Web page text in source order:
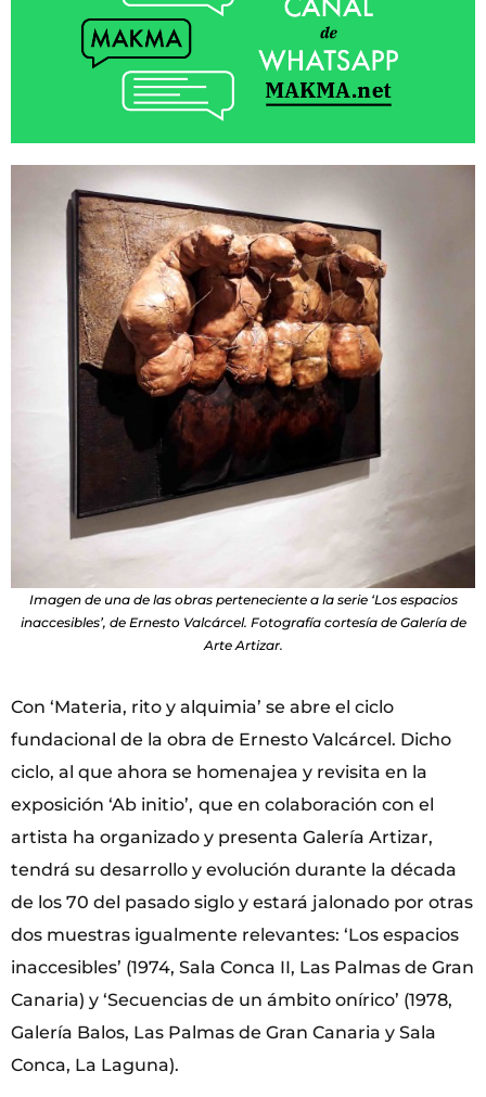
Imagen de una de las obras perteneciente a la serie ‘Los espacios
inaccesibles’, de Ernesto Valcárcel. Fotografía cortesía de Galería de
Arte Artizar.
Con ‘Materia, rito y alquimia’ se abre el ciclo
fundacional de la obra de Ernesto Valcárcel. Dicho
ciclo, al que ahora se homenajea y revisita en la
exposición ‘Ab initio’, que en colaboración con el
artista ha organizado y presenta Galería Artizar,
tendrá su desarrollo y evolución durante la década
de los 70 del pasado siglo y estará jalonado por otras
dos muestras igualmente relevantes: ‘Los espacios
inaccesibles’ (1974, Sala Conca II, Las Palmas de Gran
Canaria) y ‘Secuencias de un ámbito onírico’ (1978,
Galería Balos, Las Palmas de Gran Canaria y Sala
Conca, La Laguna).